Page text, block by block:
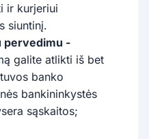
ir kurjeriui
siuntinį.
pervedimu -
galite atlikti iš bet
banko
bankininkystės
sąskaitos;